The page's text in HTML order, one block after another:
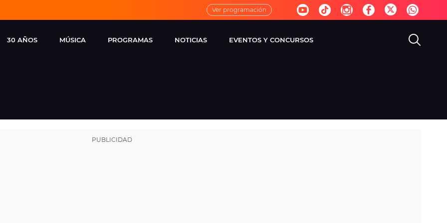
Ver programación
30 AÑOS MÚSICA
FM
PROGRAMAS
VIRALES
NOTICIAS EVENTOS Y CONCURSOS